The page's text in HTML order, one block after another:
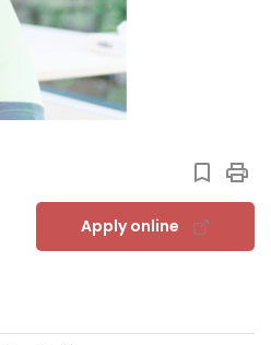
Apply online